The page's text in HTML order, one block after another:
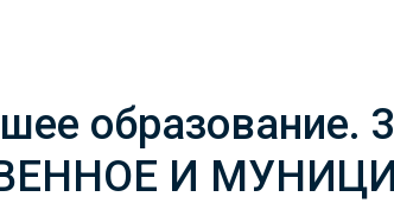
образование.
И